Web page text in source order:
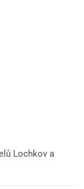
Lochkov a